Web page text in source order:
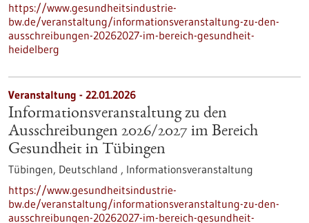
https://www.gesundheitsindustrie-
bw.de/veranstaltung/informationsveranstaltung-zu-den-
ausschreibungen-20262027-im-bereich-gesundheit-
heidelberg
Veranstaltung - 22.01.2026
Informationsveranstaltung zu den
Ausschreibungen 2026/2027 im Bereich
Gesundheit in Tübingen
Tübingen, Deutschland , Informationsveranstaltung
https://www.gesundheitsindustrie-
bw.de/veranstaltung/informationsveranstaltung-zu-den-
ausschreibungen-20262027-im-bereich-gesundheit-